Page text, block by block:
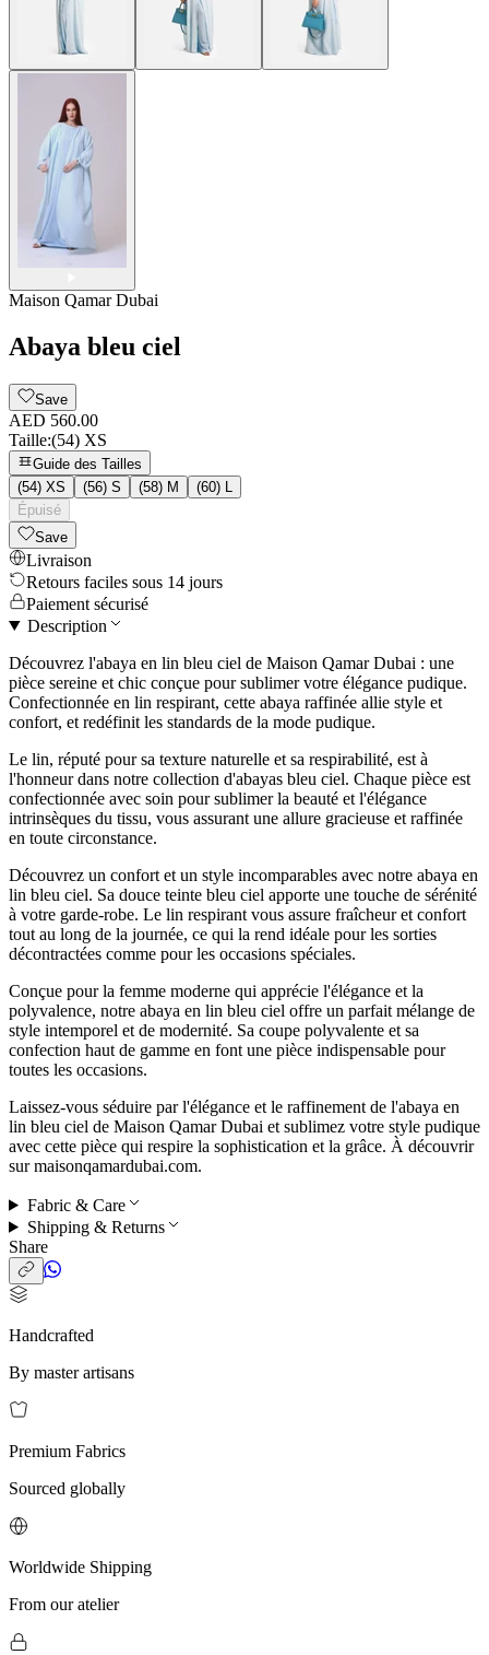
Maison Qamar Dubai
Abaya bleu ciel
Save
AED 560.00
Taille:(54) XS
Guide des Tailles
(54) XS
(56) S (58) M
(60) L
Épuisé
Save
Livraison
Retours faciles sous 14 jours
Paiement sécurisé
Description
Découvrez l'abaya en lin bleu ciel de Maison Qamar Dubai : une
pièce sereine et chic conçue pour sublimer votre élégance pudique.
Confectionnée en lin respirant, cette abaya raffinée allie style et
confort, et redéfinit les standards de la mode pudique.
Le lin, réputé pour sa texture naturelle et sa respirabilité, est à
l'honneur dans notre collection d'abayas bleu ciel. Chaque pièce est
confectionnée avec soin pour sublimer la beauté et l'élégance
intrinsèques du tissu, vous assurant une allure gracieuse et raffinée
en toute circonstance.
Découvrez un confort et un style incomparables avec notre abaya en
lin bleu ciel. Sa douce teinte bleu ciel apporte une touche de sérénité
à votre garde-robe. Le lin respirant vous assure fraîcheur et confort
tout au long de la journée, ce qui la rend idéale pour les sorties
décontractées comme pour les occasions spéciales.
Conçue pour la femme moderne qui apprécie l'élégance et la
polyvalence, notre abaya en lin bleu ciel offre un parfait mélange de
style intemporel et de modernité. Sa coupe polyvalente et sa
confection haut de gamme en font une pièce indispensable pour
toutes les occasions.
Laissez-vous séduire par l'élégance et le raffinement de l'abaya en
lin bleu ciel de Maison Qamar Dubai et sublimez votre style pudique
avec cette pièce qui respire la sophistication et la grâce. À découvrir
sur maisonqamardubai.com.
Fabric & Care
Shipping & Returns
Share
Handcrafted
By master artisans
Premium Fabrics
Sourced globally
Worldwide Shipping
From our atelier